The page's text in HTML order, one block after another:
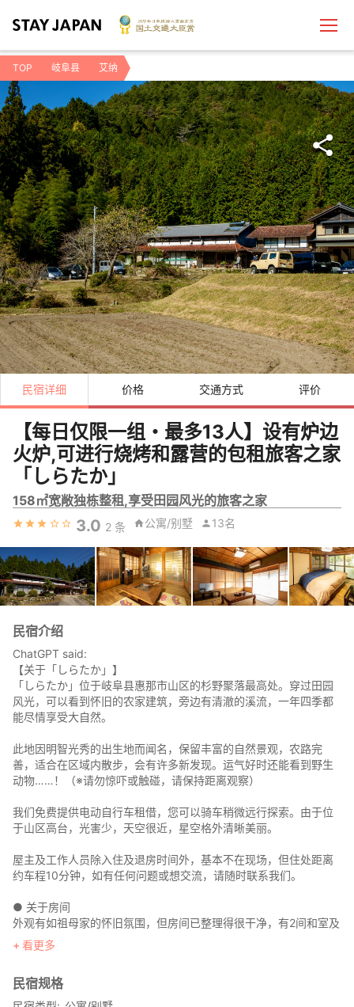
TOP 岐阜县 艾纳
民宿详细 价格 交通方式 评价
【每日仅限一组・最多13人】设有炉边
火炉,可进行烧烤和露营的包租旅客之家
「しらたか」
158㎡宽敞独栋整租,享受田园风光的旅客之家
3.0 2 条 公寓/别墅 13名
民宿介绍
ChatGPT said:
【关于「しらたか」】
「しらたか」位于岐阜县惠那市山区的杉野聚落最高处。穿过田园
风光，可以看到怀旧的农家建筑，旁边有清澈的溪流，一年四季都
能尽情享受大自然。
此地因明智光秀的出生地而闻名，保留丰富的自然景观，农路完
善，适合在区域内散步，会有许多新发现。运气好时还能看到野生
动物……！（※请勿惊吓或触碰，请保持距离观察）
我们免费提供电动自行车租借，您可以骑车稍微远行探索。由于位
于山区高台，光害少，天空很近，星空格外清晰美丽。
屋主及工作人员除入住及退房时间外，基本不在现场，但住处距离
约车程10分钟，如有任何问题或想交流，请随时联系我们。
● 关于房间
外观有如祖母家的怀旧氛围，但房间已整理得很干净，有2间和室及
2间洋室，请依喜好选择。
客厅设有囲炉裏，可生火取暖，从秋季至春初，能温暖身体。
看更多
民宿规格